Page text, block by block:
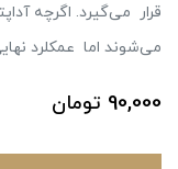
قرار می‌گیرد. اگرچه
می‌شوند اما عمکلرد
90,000 تومان